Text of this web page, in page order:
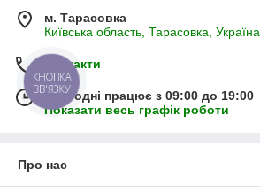
м. Тарасовка
Київська область, Тарасовка, Україна
Контакти
Сьогодні працює з 09:00 до 19:00
Показати весь графік роботи
Про нас
КНОПКА
ЗВ'ЯЗКУ